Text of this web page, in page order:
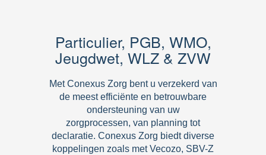
Particulier, PGB, WMO,
Jeugdwet, WLZ & ZVW
Met Conexus Zorg bent u verzekerd van
de meest efficiënte en betrouwbare
ondersteuning van uw
zorgprocessen, van planning tot
declaratie. Conexus Zorg biedt diverse
koppelingen zoals met Vecozo, SBV-Z